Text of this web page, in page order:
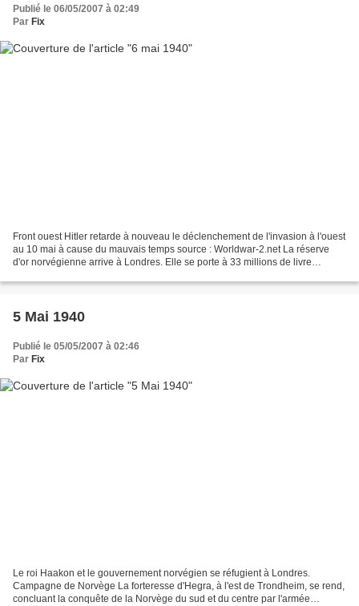
Publié le 06/05/2007 à 02:49
Par Fix
Front ouest Hitler retarde à nouveau le déclenchement de l'invasion à l'ouest
au 10 mai à cause du mauvais temps source : Worldwar-2.net La réserve
d'or norvégienne arrive à Londres. Elle se porte à 33 millions de livre
5 Mai 1940
Publié le 05/05/2007 à 02:46
Par Fix
Le roi Haakon et le gouvernement norvégien se réfugient à Londres.
Campagne de Norvège La forteresse d'Hegra, à l'est de Trondheim, se rend,
concluant la conquête de la Norvège du sud et du centre par l'armée